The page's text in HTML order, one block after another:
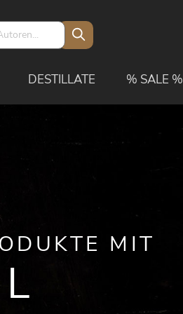
DESTILLATE % SALE %
MIT